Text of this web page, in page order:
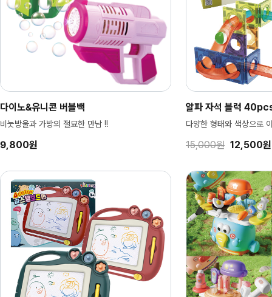
다이노&유니콘 버블백
비눗방울과 가방의 절묘한 만남 !!
9,800원
알파 자석 블럭
다양한 형태와 색상으로
15,000원 12,500원